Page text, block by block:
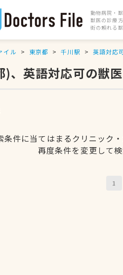
動物病院・
獣医の診療
街の頼れる
イル 東京都 千川駅 英語対応
)、英語対応可の獣
条件に当てはまるクリニック
再度条件を変更して
1